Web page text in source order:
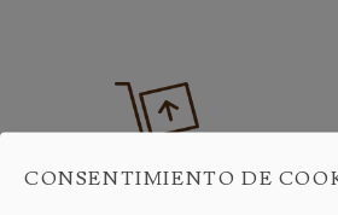
CONSENTIMIENTO DE